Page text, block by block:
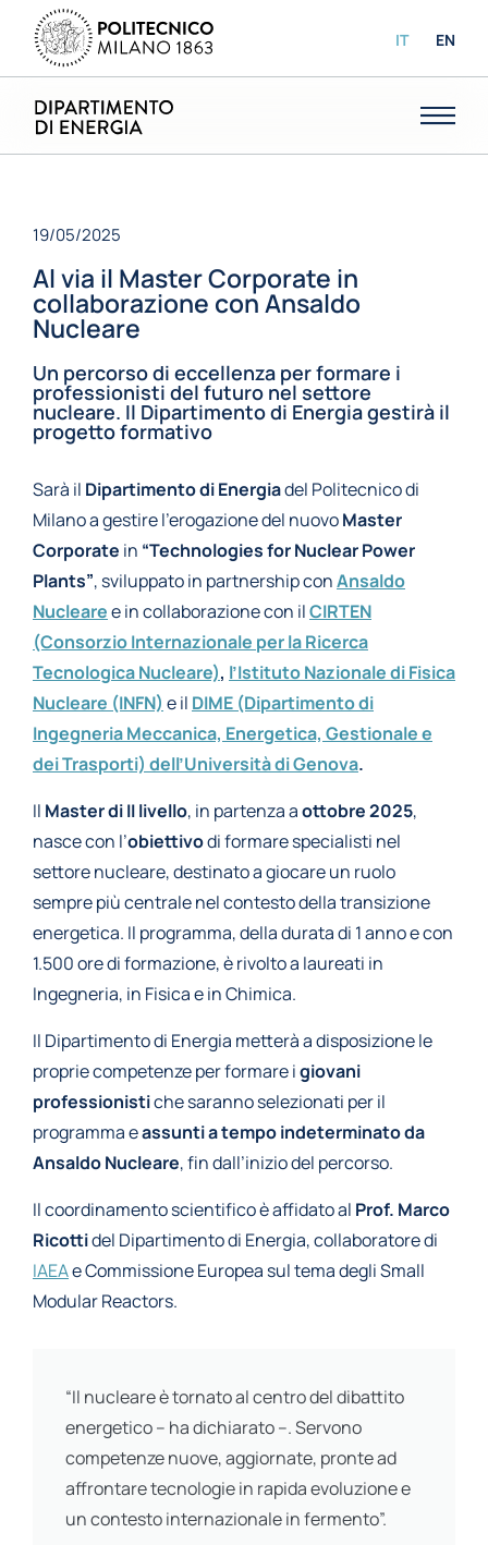
IT EN
19/05/2025
Al via il Master Corporate in
collaborazione con Ansaldo
Nucleare
Un percorso di eccellenza per formare i
professionisti del futuro nel settore
nucleare. Il Dipartimento di Energia gestirà il
progetto formativo
Sarà il Dipartimento di Energiadel Politecnico di
Milano a gestire l’erogazione del nuovoMaster
Corporate in “Technologies for Nuclear Power
Plants”, sviluppato in partnership conAnsaldo
Nuclearee in collaborazione con ilCIRTEN
(Consorzio Internazionale per la Ricerca
Tecnologica Nucleare), l’Istituto Nazionale di Fisica
Nucleare (INFN) e il DIME (Dipartimento di
Ingegneria Meccanica, Energetica, Gestionale e
dei Trasporti) dell’Università di Genova.
Il Master di II livello, in partenza aottobre 2025,
nasce con l’obiettivodi formare specialisti nel
settore nucleare, destinato a giocare un ruolo
sempre più centrale nel contesto della transizione
energetica. Il programma, della durata di 1 anno e con
1.500 ore di formazione, è rivolto a laureati in
Ingegneria, in Fisica e in Chimica.
Il Dipartimento di Energia metterà a disposizione le
proprie competenze per formare igiovani
professionistiche saranno selezionati per il
programma eassunti a tempo indeterminato da
Ansaldo Nucleare, fin dall’inizio del percorso.
Il coordinamento scientifico è affidato al Prof. Marco
Ricottidel Dipartimento di Energia, collaboratore di
IAEAe Commissione Europea sul tema degli Small
Modular Reactors.
“Il nucleare è tornato al centro del dibattito
energetico – ha dichiarato –. Servono
competenze nuove, aggiornate, pronte ad
affrontare tecnologie in rapida evoluzione e
un contesto internazionale in fermento”.